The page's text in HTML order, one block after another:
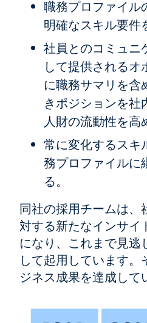
職務プロファイル
明確なスキル要件
社員とのコミュニ
して提供されるオ
に職務サマリを含
きポジションを社
人財の流動性を高
常に変化するスキ
務プロファイルに
る。
同社の採用チームは、
対する新たなインサイ
になり、これまで見逃
して起用しています
ジネス成果を達成して